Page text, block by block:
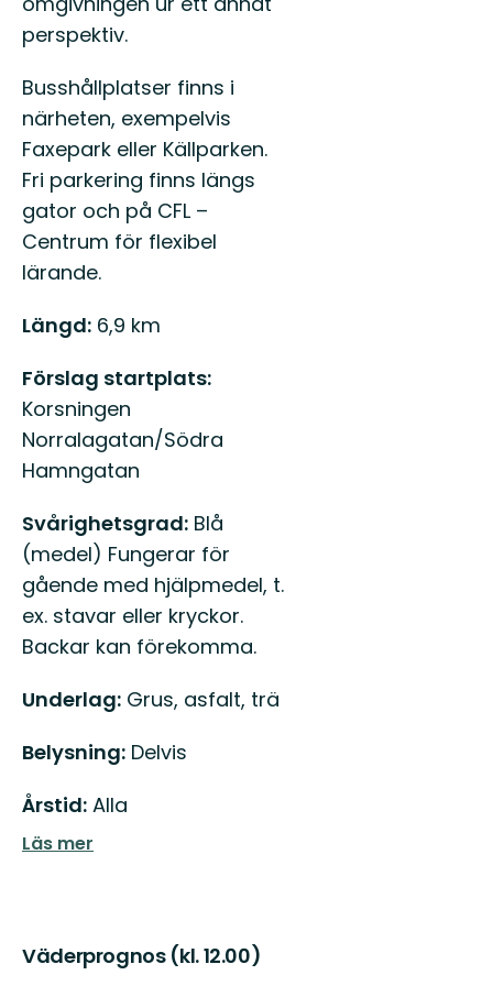
perspektiv.
Busshållplatser finns i
närheten, exempelvis
Faxepark eller Källparken.
Fri parkering finns längs
gator och på CFL –
Centrum för flexibel
lärande.
Längd: 6,9 km
Förslag startplats:
Korsningen
Norralagatan/Södra
Hamngatan
Svårighetsgrad: Blå
(medel) Fungerar för
gående med hjälpmedel, t.
ex. stavar eller kryckor.
Backar kan förekomma.
Underlag: Grus, asfalt, trä
Belysning: Delvis
Årstid: Alla
Läs mer
Väderprognos (kl. 12.00)